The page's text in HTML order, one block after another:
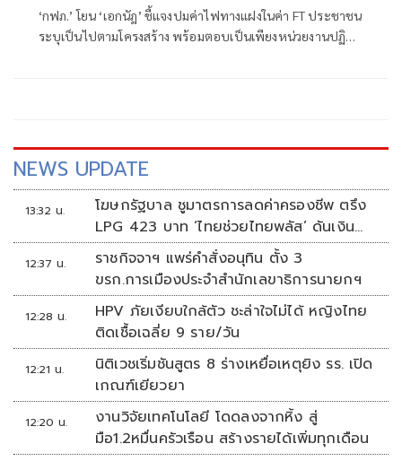
‘กฟภ.’ โยน ‘เอกนัฎ’ ชี้แจงปมค่าไฟทางแฝงในค่า FT ประชาชน
ระบุเป็นไปตามโครงสร้าง พร้อมตอบเป็นเพียงหน่วยงานปฏิบัติ
NEWS UPDATE
13:32 น.
โฆษกรัฐบาล ชูมาตรการลดค่าครองชีพ ตรึง
LPG 423 บาท ‘ไทยช่วยไทยพลัส’ ดันเงิน
หมุนแสนล้าน
12:37 น.
ราชกิจจาฯ แพร่คำสั่งอนุทิน ตั้ง 3
ขรก.การเมืองประจำสำนักเลขาธิการนายกฯ
12:28 น.
HPV ภัยเงียบใกล้ตัว ชะล่าใจไม่ได้ หญิงไทย
ติดเชื้อเฉลี่ย 9 ราย/วัน
12:21 น.
นิติเวชเริ่มชันสูตร 8 ร่างเหยื่อเหตุยิง รร. เปิด
เกณฑ์เยียวยา
12:20 น.
งานวิจัยเทคโนโลยี โดดลงจากหิ้ง สู่
มือ1.2หมื่นครัวเรือน สร้างรายได้เพิ่มทุกเดือน